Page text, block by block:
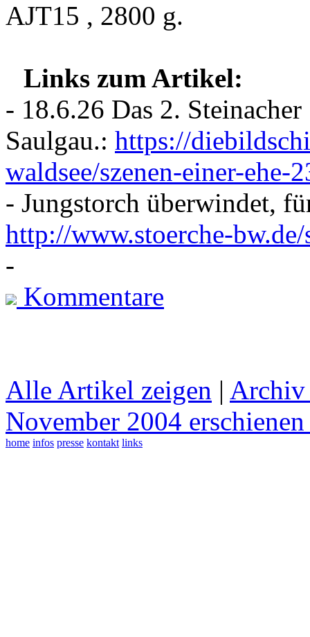
AJT15 , 2800 g.
Links zum Artikel:
- 18.6.26 Das 2.
Saulgau.: https://
waldsee/szenen-einer-ehe-
- Jungstorch überwindet,
http://www.stoerche-
-
Kommentare
Alle Artikel zeigen | Archiv
November 2004
home infos presse kontakt links